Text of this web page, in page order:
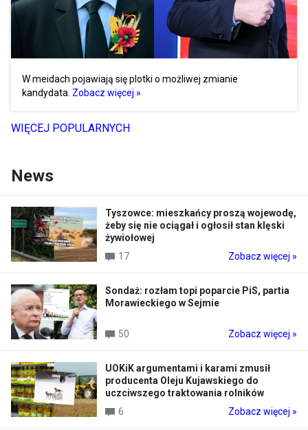
W meidach pojawiają się plotki o możliwej zmianie
kandydata. Zobacz więcej »
WIĘCEJ POPULARNYCH
News
Tyszowce: mieszkańcy proszą wojewodę,
żeby się nie ociągał i ogłosił stan klęski
żywiołowej
17
Zobacz więcej »
Sondaż: rozłam topi poparcie PiS, partia
Morawieckiego w Sejmie
50 Zobacz więcej »
UOKiK argumentami i karami zmusił
producenta Oleju Kujawskiego do
uczciwszego traktowania rolników
6
Zobacz więcej »